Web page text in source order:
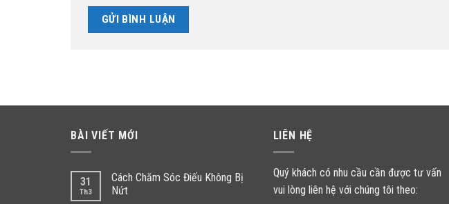
BÀI VIẾT MỚI
31
Th3
Cách Chăm Sóc Điếu Không Bị
Nứt
LIÊN HỆ
Quý khách có nhu cầu cần được tư vấn
vui lòng liên hệ với chúng tôi theo: